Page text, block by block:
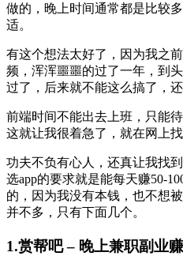
做的，晚上时间通常都是比较
适。
有这个想法太好了，因为我之
频，浑浑噩噩的过了一年，到
过了，后来就不能这么搞了，
前端时间不能出去上班，只能
这就让我很着急了，就在网上
功夫不负有心人，还真让我找
选app的要求就是能每天赚50-
的，因为我没有本钱，也不想
并不多，只有下面几个。
1.赏帮吧 – 晚上兼职副业